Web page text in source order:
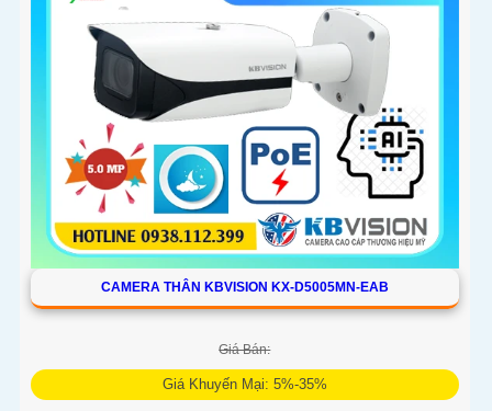
CAMERA THÂN KBVISION KX-D5005MN-EAB
Giá Bán:
Giá Khuyến Mại: 5%-35%